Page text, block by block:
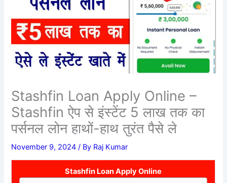
Stashfin Loan Apply Online –
Stashfin ऐप से इंस्टेंट 5 लाख तक का
पर्सनल लोन हाथों-हाथ तुरंत पैसे ले
November 9, 2024/ By Raj Kumar
Stashfin Loan Apply Online